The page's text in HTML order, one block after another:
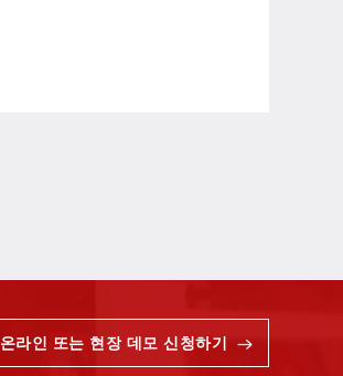
온라인 또는 현장 데모 신청하기